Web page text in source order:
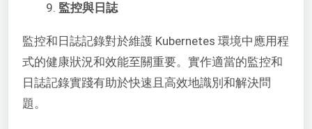
監控與日誌
監控和日誌記錄對於維護 Kubernetes 環境中應用程
式的健康狀況和效能至關重要。實作適當的監控和
日誌記錄實踐有助於快速且高效地識別和解決問
題。